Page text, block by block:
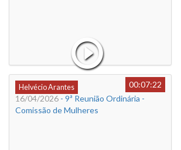
Helvécio Arantes
00:07:22
16/04/2026 - 9ª Reunião Ordinária -
Comissão de Mulheres